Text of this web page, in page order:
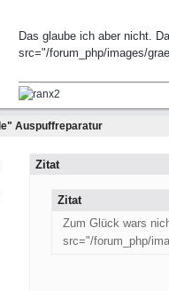
Das glaube ich aber nicht.
src="/forum_php/images/
Auspuffreparatur
Zitat
Zitat
Zum Glück wars
src="/forum_php/